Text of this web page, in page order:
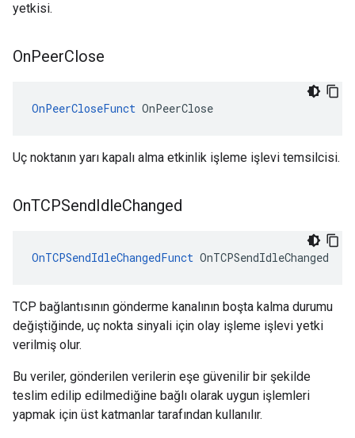
yetkisi.
OnPeerClose
OnPeerCloseFunct OnPeerClose
Uç noktanın yarı kapalı alma etkinlik işleme işlevi temsilcisi.
OnTCPSendIdleChanged
OnTCPSendIdleChangedFunct OnTCPSendIdleChanged
TCP bağlantısının gönderme kanalının boşta kalma durumu
değiştiğinde, uç nokta sinyali için olay işleme işlevi yetki
verilmiş olur.
Bu veriler, gönderilen verilerin eşe güvenilir bir şekilde
teslim edilip edilmediğine bağlı olarak uygun işlemleri
yapmak için üst katmanlar tarafından kullanılır.